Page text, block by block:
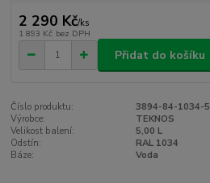
2 290 Kč/ks
1 893 Kč bez DPH
Přidat do košíku
Číslo produktu:
3894-84-1034-5
Výrobce:
TEKNOS
Velikost balení:
5,00 L
Odstín:
RAL 1034
Báze:
Voda